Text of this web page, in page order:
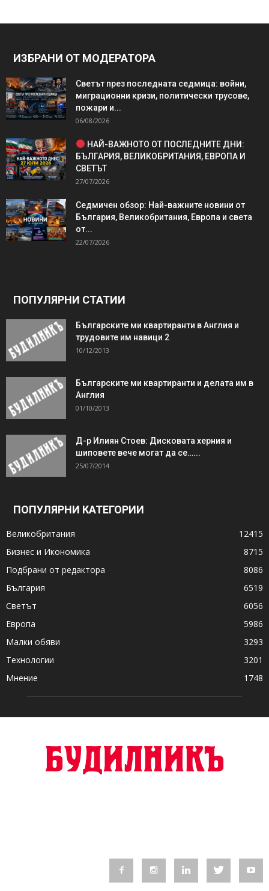
ИЗБРАНИ ОТ МОДЕРАТОРА
Светът през последната седмица: войни,
миграционни кризи, политически трусове,
пожари и...
06/08/2026
НАЙ-ВАЖНОТО ОТ ПОСЛЕДНИТЕ ДНИ:
БЪЛГАРИЯ, ВЕЛИКОБРИТАНИЯ, ЕВРОПА И
СВЕТЪТ
27/07/2026
Седмичен обзор: Най-важните новини от
България, Великобритания, Европа и света
от...
22/07/2026
ПОПУЛЯРНИ СТАТИИ
Българските ми квартиранти в Англия и
трудовите им навици 2
10/12/2013
Българските ми квартиранти и делата им в
Англия
01/10/2013
Д-р Илиян Стоев: Дисковата херния и
шиповете вече могат да се…...
25/07/2014
ПОПУЛЯРНИ КАТЕГОРИИ
Великобритания
12415
Бизнес и Икономика
8715
Подбрани от редактора
8086
България
6519
Светът
6056
Европа
5986
Малки обяви
3293
Технологии
3201
Мнение
1748